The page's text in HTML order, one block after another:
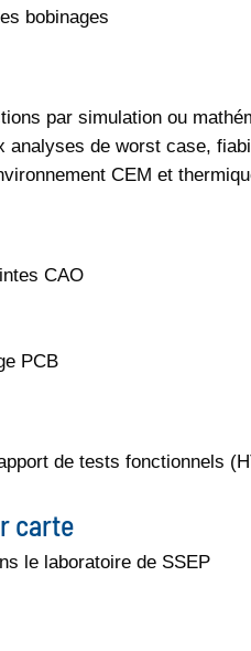
bobinages
par simulation ou
analyses de worst case,
CEM et
CAO
PCB
de tests fonctionnels
carte
le laboratoire de SSEP